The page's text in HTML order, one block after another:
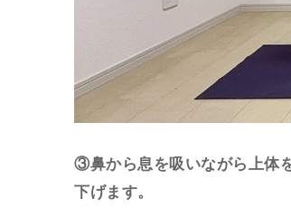
③鼻から息を吸いながら上体
下げます。